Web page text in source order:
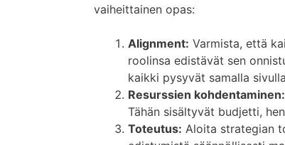
vaiheittainen opas:
Alignment: Varmista, että
roolinsa edistävät sen
kaikki pysyvät samalla
Resurssien kohdentaminen:
Tähän sisältyvät budjetti,
Toteutus: Aloita strategian